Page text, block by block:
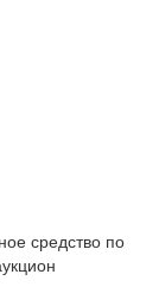
средство по